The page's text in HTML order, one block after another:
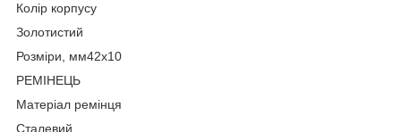
Колір корпусу
Золотистий
Розміри, мм42х10
РЕМІНЕЦЬ
Матеріал ремінця
Сталевий